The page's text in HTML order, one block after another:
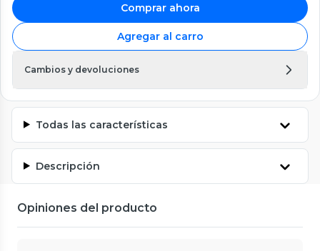
Comprar ahora
Agregar al carro
Cambios y devoluciones
Todas las características
Descripción
Opiniones del producto